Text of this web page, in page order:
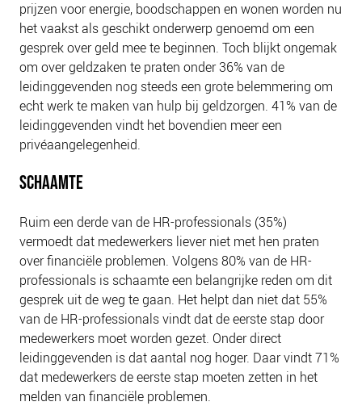
prijzen voor energie, boodschappen en wonen worden nu
het vaakst als geschikt onderwerp genoemd om een
gesprek over geld mee te beginnen. Toch blijkt ongemak
om over geldzaken te praten onder 36% van de
leidinggevenden nog steeds een grote belemmering om
echt werk te maken van hulp bij geldzorgen. 41% van de
leidinggevenden vindt het bovendien meer een
privéaangelegenheid.
SCHAAMTE
Ruim een derde van de HR-professionals (35%)
vermoedt dat medewerkers liever niet met hen praten
over financiële problemen. Volgens 80% van de HR-
professionals is schaamte een belangrijke reden om dit
gesprek uit de weg te gaan. Het helpt dan niet dat 55%
van de HR-professionals vindt dat de eerste stap door
medewerkers moet worden gezet. Onder direct
leidinggevenden is dat aantal nog hoger. Daar vindt 71%
dat medewerkers de eerste stap moeten zetten in het
melden van financiële problemen.